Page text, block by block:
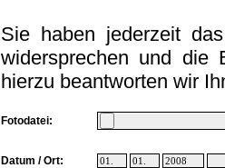
Sie haben jederzeit
widersprechen und die
hierzu beantworten wir
Fotodatei:
Datum / Ort: